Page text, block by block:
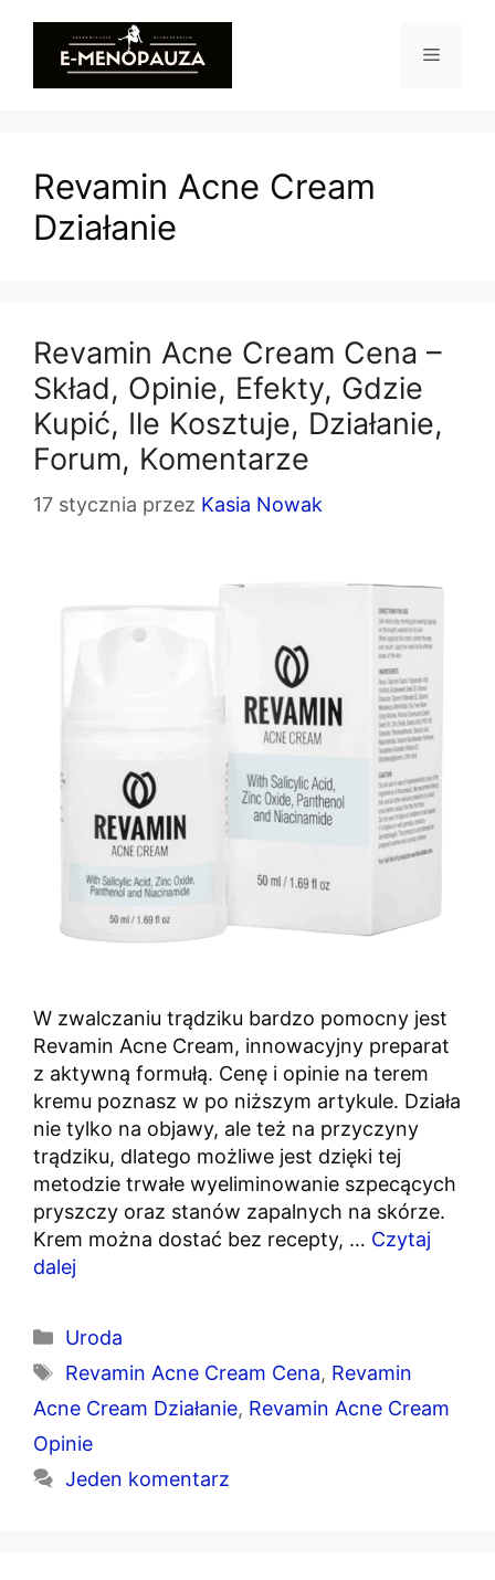
Menu
Revamin Acne Cream
Działanie
Revamin Acne Cream Cena –
Skład, Opinie, Efekty, Gdzie
Kupić, Ile Kosztuje, Działanie,
Forum, Komentarze
17 stycznia przez Kasia Nowak
W zwalczaniu trądziku bardzo pomocny jest
Revamin Acne Cream, innowacyjny preparat
z aktywną formułą. Cenę i opinie na terem
kremu poznasz w po niższym artykule. Działa
nie tylko na objawy, ale też na przyczyny
trądziku, dlatego możliwe jest dzięki tej
metodzie trwałe wyeliminowanie szpecących
pryszczy oraz stanów zapalnych na skórze.
Krem można dostać bez recepty, … Czytaj
dalej
Kategorie
Uroda
Tagi
Revamin Acne Cream Cena, Revamin
Acne Cream Działanie, Revamin Acne Cream
Opinie
Jeden komentarz